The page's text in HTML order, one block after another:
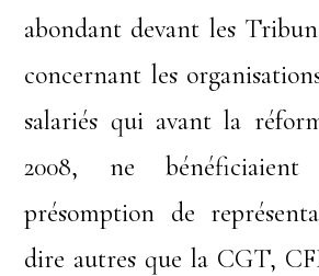
abondant devant les
concernant les
salariés qui avant la
2008, ne
présomption de
dire autres que la CGT,